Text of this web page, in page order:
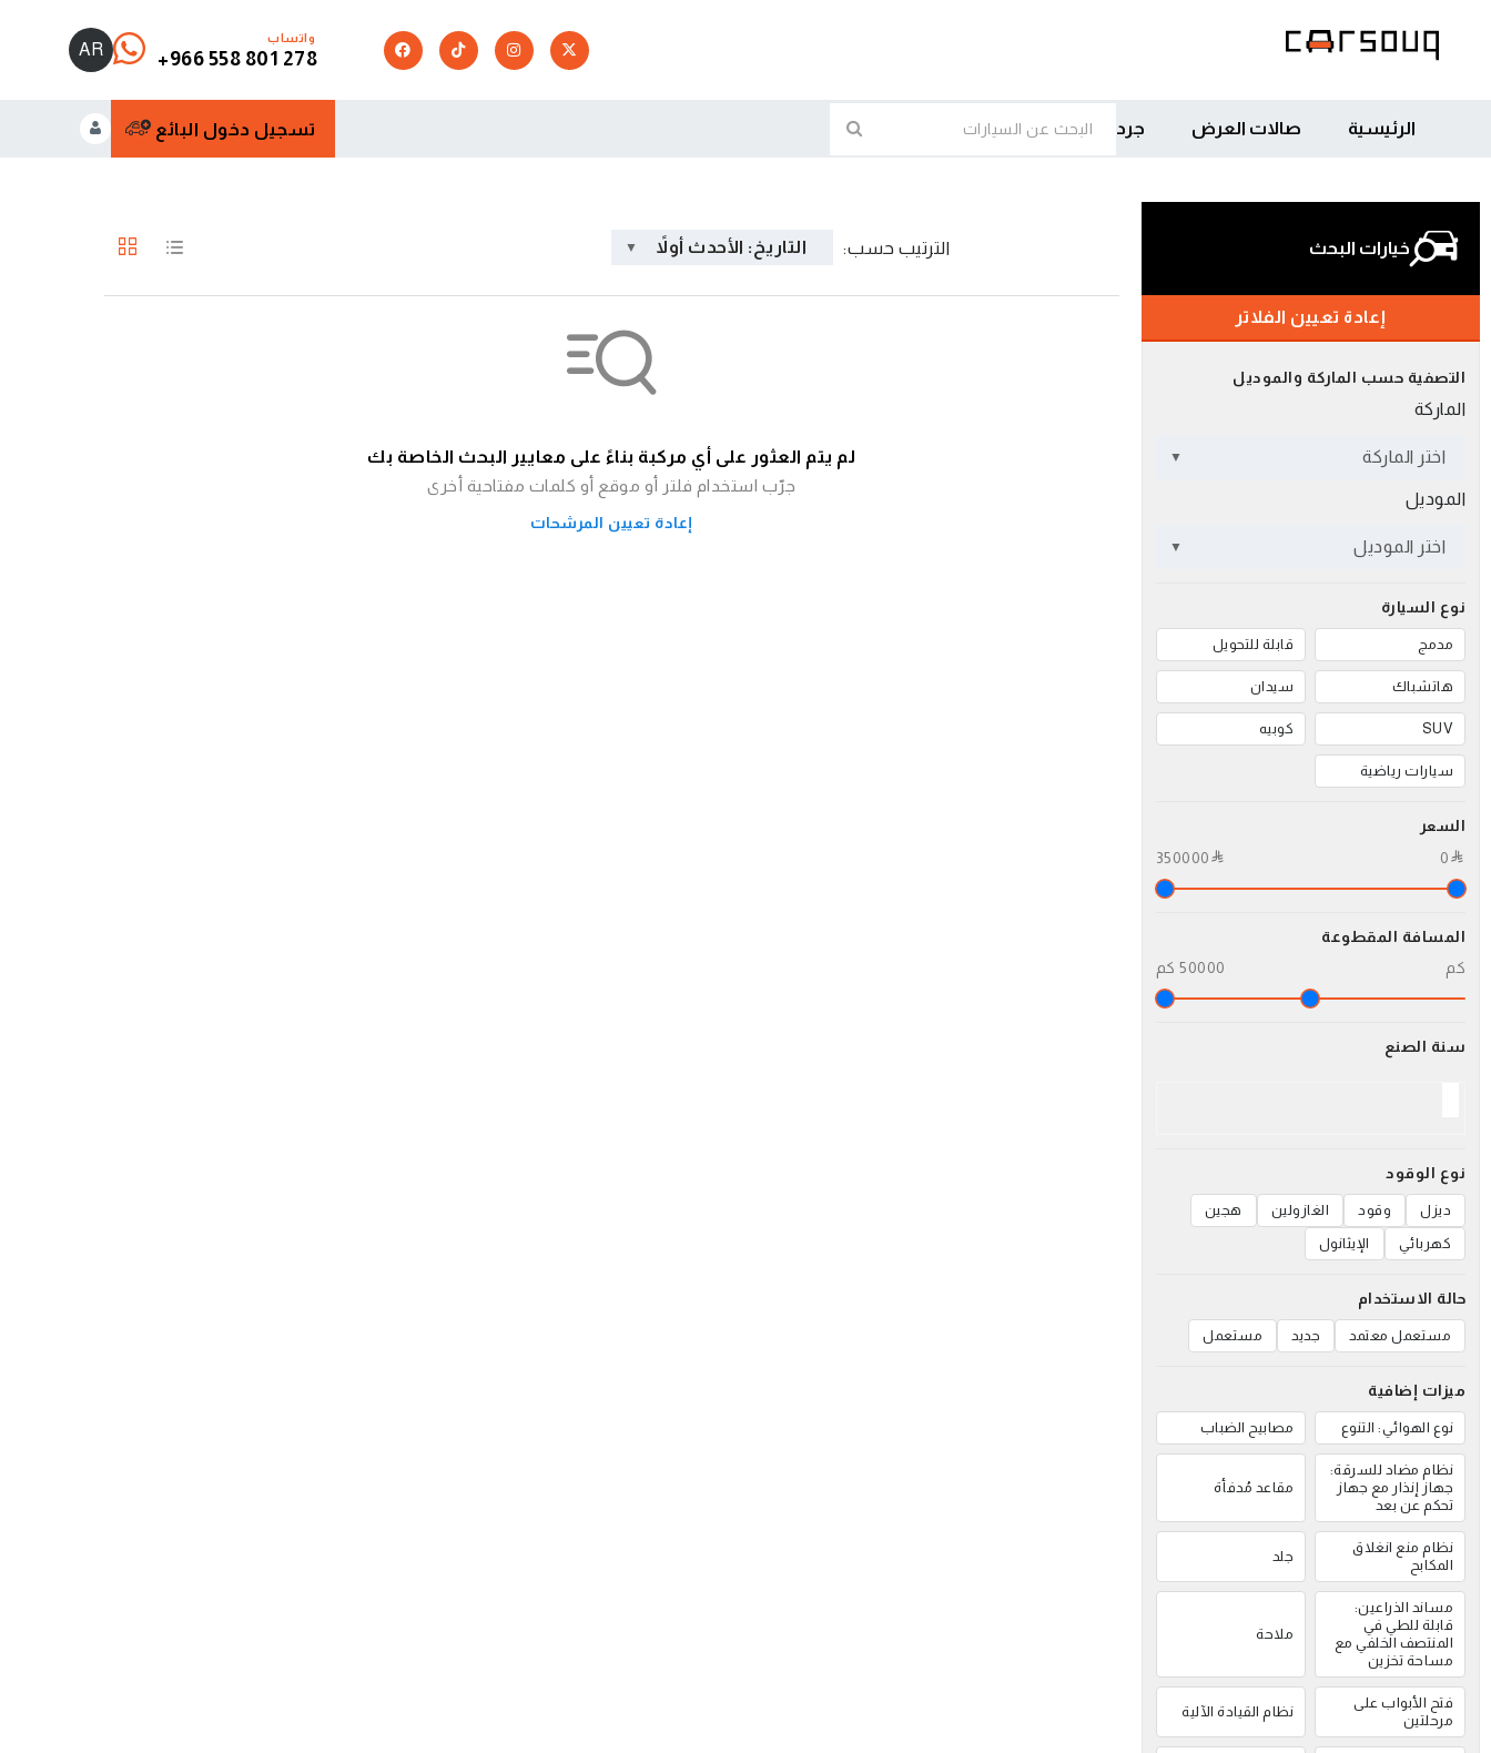
واتساب
+966 558 801 278
AR
تسجيل دخول البائع الرئيسية صالات العرض جرد
خيارات البحث
إعادة تعيين الفلاتر
التصفية حسب الماركة والموديل
الماركة
اختر الماركة
الموديل
اختر الموديل
نوع السيارة
مدمج قابلة للتحويل
هاتشباك سيدان
SUV كوبيه
سيارات رياضية
السعر
0
350000
المسافة المقطوعة
كم
50000 كم
سنة الصنع
نوع الوقود
ديزل وقود الغازولين
هجين
كهربائي
الإيثانول
حالة الاستخدام
مستعمل معتمد جديد مستعمل
ميزات إضافية
نوع الهوائي: التنوع مصابيح الضباب
نظام مضاد للسرقة:
جهاز إنذار مع جهاز
تحكم عن بعد
مقاعد مُدفأة
نظام منع انغلاق
المكابح
جلد
مساند الذراعين:
قابلة للطي في
المنتصف الخلفي مع
مساحة تخزين
ملاحة
فتح الأبواب على
مرحلتين
نظام القيادة الآلية
الترتيب حسب: التاريخ: الأحدث أولاً
لم يتم العثور على أي مركبة بناءً على معايير البحث الخاصة بك
جرّب استخدام فلتر أو موقع أو كلمات مفتاحية أخرى
إعادة تعيين المرشحات